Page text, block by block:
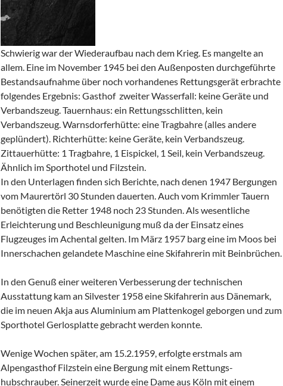
Schwierig war der Wiederaufbau nach dem Krieg. Es mangelte an
allem. Eine im November 1945 bei den Außenposten durchgeführte
Bestandsaufnahme über noch vorhandenes Rettungsgerät erbrachte
folgendes Ergebnis: Gasthof zweiter Wasserfall: keine Geräte und
Verbandszeug. Tauernhaus: ein Rettungsschlitten, kein
Verbandszeug. Warnsdorferhütte: eine Tragbahre (alles andere
geplündert). Richterhütte: keine Geräte, kein Verbandszeug.
Zittauerhütte: 1 Tragbahre, 1 Eispickel, 1 Seil, kein Verbandszeug.
Ähnlich im Sporthotel und Filzstein.
In den Unterlagen finden sich Berichte, nach denen 1947 Bergungen
vom Maurertörl 30 Stunden dauerten. Auch vom Krimmler Tauern
benötigten die Retter 1948 noch 23 Stunden. Als wesentliche
Erleichterung und Beschleunigung muß da der Einsatz eines
Flugzeuges im Achental gelten. Im März 1957 barg eine im Moos bei
Innerschachen gelandete Maschine eine Skifahrerin mit Beinbrüchen.
In den Genuß einer weiteren Verbesserung der technischen
Ausstattung kam an Silvester 1958 eine Skifahrerin aus Dänemark,
die im neuen Akja aus Aluminium am Plattenkogel geborgen und zum
Sporthotel Gerlosplatte gebracht werden konnte.
Wenige Wochen später, am 15.2.1959, erfolgte erstmals am
Alpengasthof Filzstein eine Bergung mit einem Rettungs-
hubschrauber. Seinerzeit wurde eine Dame aus Köln mit einem